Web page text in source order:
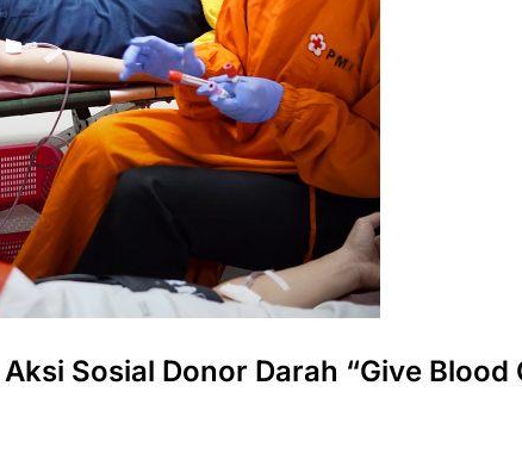
Sosial Donor Darah “Give Blood